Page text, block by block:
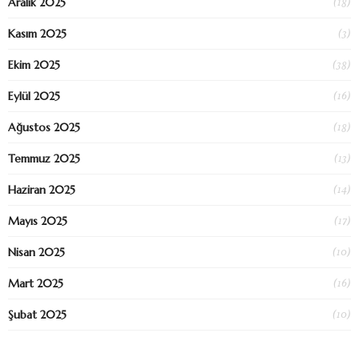
Kasım 2025 (3)
Ekim 2025 (38)
Eylül 2025 (16)
Ağustos 2025 (18)
Temmuz 2025 (13)
Haziran 2025 (14)
Mayıs 2025 (17)
Nisan 2025 (10)
Mart 2025 (16)
Şubat 2025 (10)